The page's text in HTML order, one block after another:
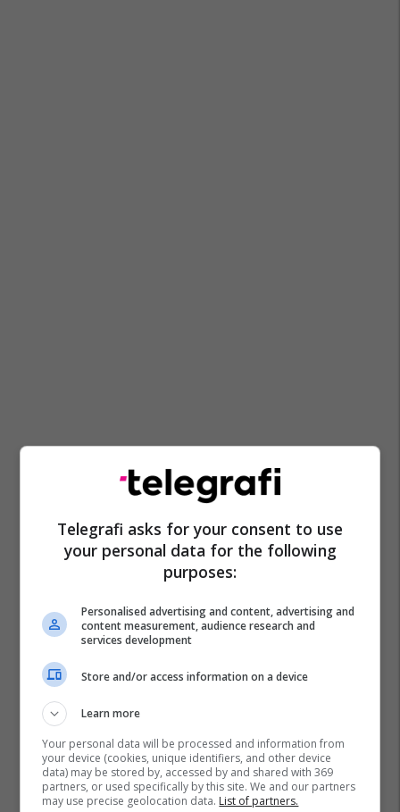
Telegrafi asks for your consent to use
your personal data for the following
purposes:
Personalised advertising and content, advertising and
content measurement, audience research and
services development
Store and/or access information on a device
Learn more
Your personal data will be processed and information from
your device (cookies, unique identifiers, and other device
data) may be stored by, accessed by and shared with 369
partners, or used specifically by this site. We and our partners
may use precise geolocation data. List of partners.